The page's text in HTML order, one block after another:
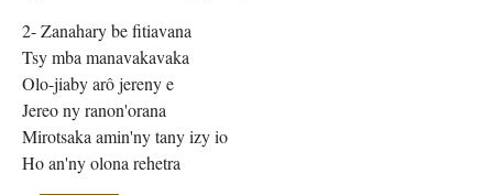
2- Zanahary be fitiavana
Tsy mba manavakavaka
Olo-jiaby arô jereny e
Jereo ny ranon'orana
Mirotsaka amin'ny tany izy io
Ho an'ny olona rehetra